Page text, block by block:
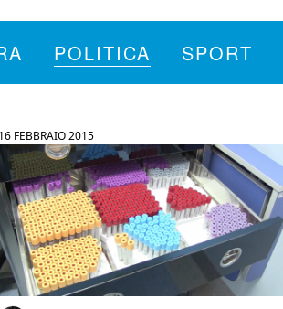
POLITICA SPORT
16 FEBBRAIO 2015